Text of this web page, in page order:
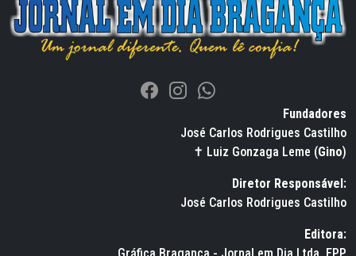
Fundadores
José Carlos Rodrigues Castilho
✝ Luiz Gonzaga Leme (Gino)
Diretor Responsável:
José Carlos Rodrigues Castilho
Editora:
Gráfica Bragança - Jornal em Dia Ltda. EPP